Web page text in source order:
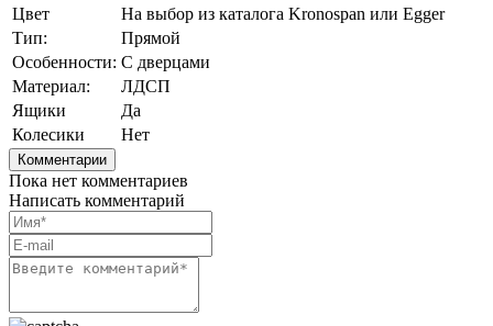
Цвет
На выбор из каталога Kronospan или Egger
Тип:
Прямой
Особенности: С дверцами
Материал:
ЛДСП
Ящики
Да
Колесики
Нет
Комментарии
Пока нет комментариев
Написать комментарий